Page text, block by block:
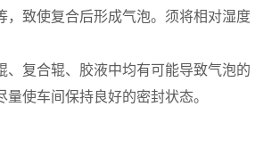
致使复合后形成气泡。须将相对湿度
复合辊、胶液中均有可能导致气泡的
使车间保持良好的密封状态。